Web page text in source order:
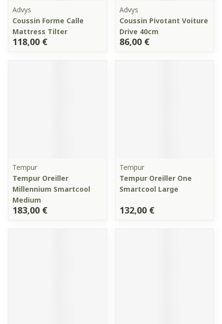
Advys
Coussin Forme Calle
Mattress Tilter
118,00 €
Advys
Coussin Pivotant Voiture
Drive 40cm
86,00 €
Tempur
Tempur Oreiller
Millennium Smartcool
Medium
183,00 €
Tempur
Tempur Oreiller One
Smartcool Large
132,00 €